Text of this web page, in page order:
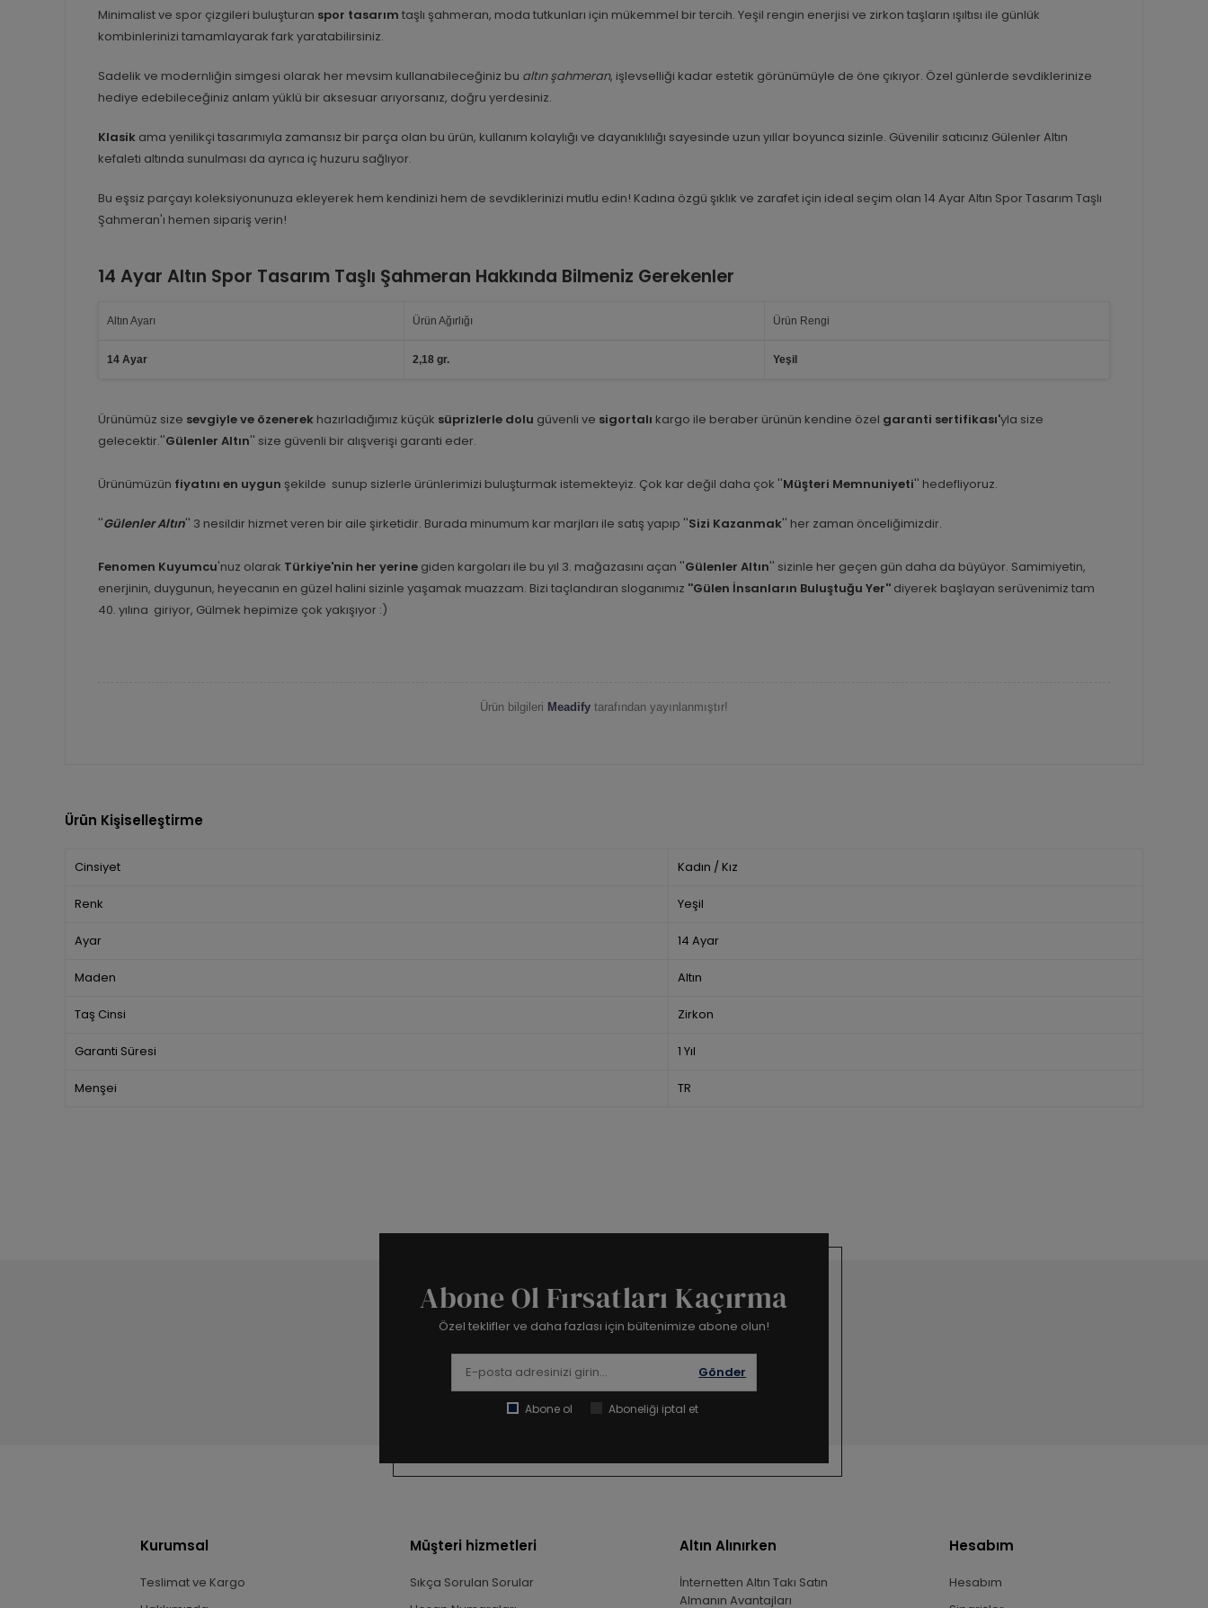
Minimalist ve spor çizgileri buluşturan spor tasarım taşlı şahmeran, moda tutkunları için mükemmel bir tercih. Yeşil rengin enerjisi ve zirkon taşların ışıltısı ile günlük
kombinlerinizi tamamlayarak fark yaratabilirsiniz.
Sadelik ve modernliğin simgesi olarak her mevsim kullanabileceğiniz bu altın şahmeran, işlevselliği kadar estetik görünümüyle de öne çıkıyor. Özel günlerde sevdiklerinize
hediye edebileceğiniz anlam yüklü bir aksesuar arıyorsanız, doğru yerdesiniz.
Klasik ama yenilikçi tasarımıyla zamansız bir parça olan bu ürün, kullanım kolaylığı ve dayanıklılığı sayesinde uzun yıllar boyunca sizinle. Güvenilir satıcınız Gülenler Altın
kefaleti altında sunulması da ayrıca iç huzuru sağlıyor.
Bu eşsiz parçayı koleksiyonunuza ekleyerek hem kendinizi hem de sevdiklerinizi mutlu edin! Kadına özgü şıklık ve zarafet için ideal seçim olan 14 Ayar Altın Spor Tasarım Taşlı
Şahmeran'ı hemen sipariş verin!
14 Ayar Altın Spor Tasarım Taşlı Şahmeran Hakkında Bilmeniz Gerekenler
Altın Ayarı Ürün Ağırlığı Ürün Rengi
14 Ayar 2,18 gr. Yeşil
Ürünümüz size sevgiyle ve özenerek hazırladığımız küçük süprizlerle dolu güvenli ve sigortalı kargo ile beraber ürünün kendine özel garanti sertifikası'yla size
gelecektir.''Gülenler Altın'' size güvenli bir alışverişi garanti eder.
Ürünümüzün fiyatını en uygun şekilde sunup sizlerle ürünlerimizi buluşturmak istemekteyiz. Çok kar değil daha çok ''Müşteri Memnuniyeti'' hedefliyoruz.
''Gülenler Altın'' 3 nesildir hizmet veren bir aile şirketidir. Burada minumum kar marjları ile satış yapıp ''Sizi Kazanmak'' her zaman önceliğimizdir.
Fenomen Kuyumcu'nuz olarak Türkiye'nin her yerine giden kargoları ile bu yıl 3. mağazasını açan ''Gülenler Altın'' sizinle her geçen gün daha da büyüyor. Samimiyetin,
enerjinin, duygunun, heyecanın en güzel halini sizinle yaşamak muazzam. Bizi taçlandıran sloganımız ''Gülen İnsanların Buluştuğu Yer'' diyerek başlayan serüvenimiz tam
40. yılına giriyor, Gülmek hepimize çok yakışıyor :)
Ürün bilgileri Meadify tarafından yayınlanmıştır!
Ürün Kişiselleştirme
Cinsiyet Kadın / Kız
Renk Yeşil
Ayar 14 Ayar
Maden Altın
Taş Cinsi Zirkon
Garanti Süresi 1 Yıl
Menşei TR
Abone Ol Fırsatları Kaçırma
Özel teklifler ve daha fazlası için bültenimize abone olun!
Gönder
Abone ol Aboneliği iptal et
Kurumsal
Teslimat ve Kargo
Müşteri hizmetleri
Sıkça Sorulan Sorular
Altın Alınırken
İnternetten Altın Takı Satın
Almanın Avantajları
Hesabım
Hesabım